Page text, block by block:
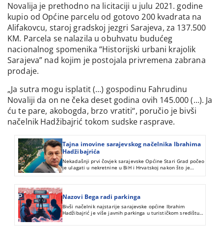
Novalija je prethodno na licitaciji u julu 2021. godine
kupio od Općine parcelu od gotovo 200 kvadrata na
Alifakovcu, staroj gradskoj jezgri Sarajeva, za 137.500
KM. Parcela se nalazila u obuhvatu budućeg
nacionalnog spomenika “Historijski urbani krajolik
Sarajeva” nad kojim je postojala privremena zabrana
prodaje.
„Ja sutra mogu isplatit (…) gospodinu Fahrudinu
Novaliji da on ne čeka deset godina ovih 145.000 (…). Ja
ću te pare, akobogda, brzo vratiti“, poručio je bivši
načelnik Hadžibajrić tokom sudske rasprave.
Tajna imovine sarajevskog načelnika Ibrahima
Hadžibajrića
Nekadašnji prvi čovjek sarajevske Općine Stari Grad počeo
je ulagati u nekretnine u BiH i Hrvatskoj nakon što je
dodijelio javne parkinge prijatelju Elmedinu Karišiku.
Hadžibajrićeve nekretnine, njegov novac i skupocjene
automobile.
Nazovi Bega radi parkinga
Bivši načelnik najstarije sarajevske općine Ibrahim
Hadžibajrić je više javnih parkinga u turističkom središtu
grada dodijelio prijateljima, sklapajući s nekima od njih